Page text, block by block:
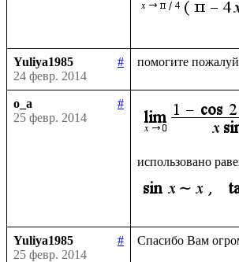
Yuliya1985
#
24 февр. 2014
o_a
#
25 февр. 2014
использовано
Yuliya1985
#
25 февр. 2014